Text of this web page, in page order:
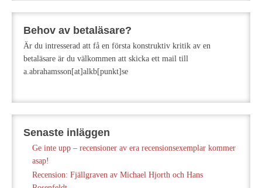
Behov av betaläsare?
Är du intresserad att få en första konstruktiv kritik av en
betaläsare är du välkommen att skicka ett mail till
a.abrahamsson[at]alkb[punkt]se
Senaste inläggen
Ge inte upp – recensioner av era recensionsexemplar kommer
asap!
Recension: Fjällgraven av Michael Hjorth och Hans